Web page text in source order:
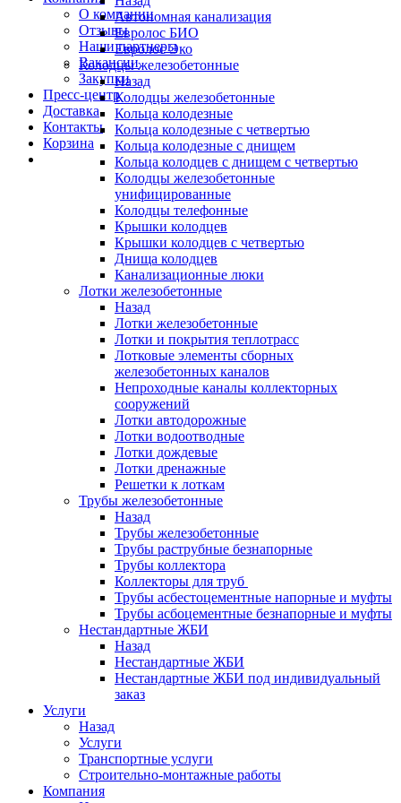
О компании
Отзывы
Наши партнеры
Вакансии
Закупки
Пресс-центр
Доставка
Контакты
Корзина
Автономная канализация
Евролос БИО
Евролос Эко
Колодцы железобетонные
Назад
Колодцы железобетонные
Кольца колодезные
Кольца колодезные с четвертью
Кольца колодезные с днищем
Кольца колодцев с днищем с четвертью
Колодцы железобетонные
унифицированные
Колодцы телефонные
Крышки колодцев
Крышки колодцев с четвертью
Днища колодцев
Канализационные люки
Лотки железобетонные
Назад
Лотки железобетонные
Лотки и покрытия теплотрасс
Лотковые элементы сборных
железобетонных каналов
Непроходные каналы коллекторных
сооружений
Лотки автодорожные
Лотки водоотводные
Лотки дождевые
Лотки дренажные
Решетки к лоткам
Трубы железобетонные
Назад
Трубы железобетонные
Трубы раструбные безнапорные
Трубы коллектора
Коллекторы для труб
Трубы асбестоцементные напорные и муфты
Трубы асбоцементные безнапорные и муфты
Нестандартные ЖБИ
Назад
Нестандартные ЖБИ
Нестандартные ЖБИ под индивидуальный
заказ
Услуги
Назад
Услуги
Транспортные услуги
Строительно-монтажные работы
Компания